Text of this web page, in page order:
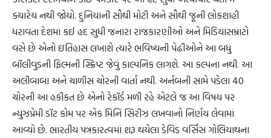
ક્યારેય નથી જોયો. દુનિયાની સૌથી મોટી અને સૌથી જૂની લોકશાહી
ધરાવતા દેશમાં કઈ હદ સુધી જનારા રાજકારણીઓ અને મિડિયાસમ્રાટો
વસે છે એનો ઇતિહાસ લખાશે ત્યારે ભવિષ્યની પેઢીઓને આ બધું
બૉલીવુડની ફિલ્મની સ્ક્રિપ્ટ જેવું કાલ્પનિક લાગશે. આ કલ્પના નથી. આ
અલીબાબા અને ચાળીસ ચોરની વાર્તા નથી. અર્નબની સામે પડેલા 40
ચોરની આ હકીકત છે એનો રેકૉર્ડ મળી રહે એટલે જ આ વિષય પર
ન્યુઝપ્રેમી ડૉટ કોમ પર એક મિનિ સિરીઝ લખવાનો નિર્ણય લેવામાં
આવ્યો છે. ભારતીય પત્રકારત્વમાં શરૂ થયેલા ડેવિડ વર્સિસ ગોલિયાથના